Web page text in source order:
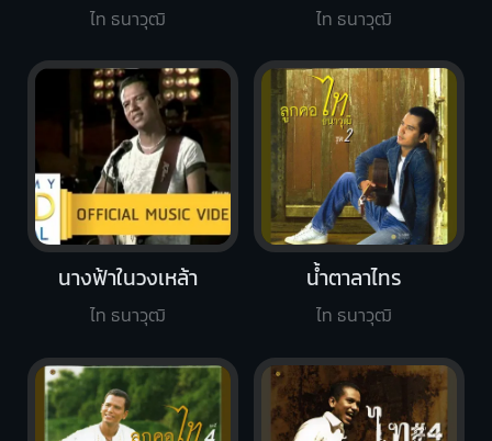
ไท ธนาวุฒิ
ไท ธนาวุฒิ
นางฟ้าในวงเหล้า
ไท ธนาวุฒิ
น้ำตาลาไทร
ไท ธนาวุฒิ